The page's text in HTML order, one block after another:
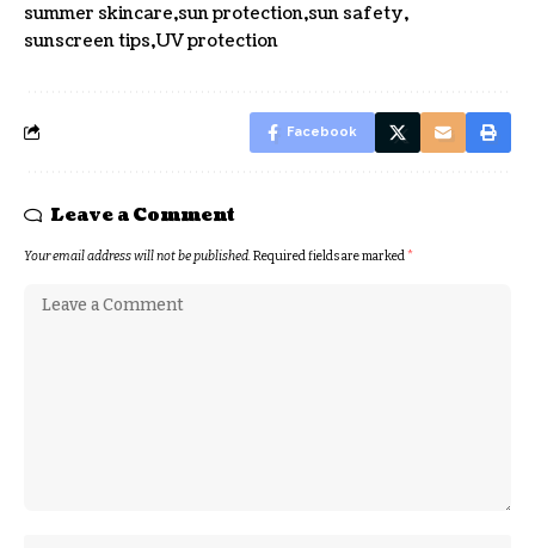
summer skincare sun protection sun safety
sunscreen tips UV protection
Facebook
Leave a Comment
Your email address will not be published.Required fields are marked*